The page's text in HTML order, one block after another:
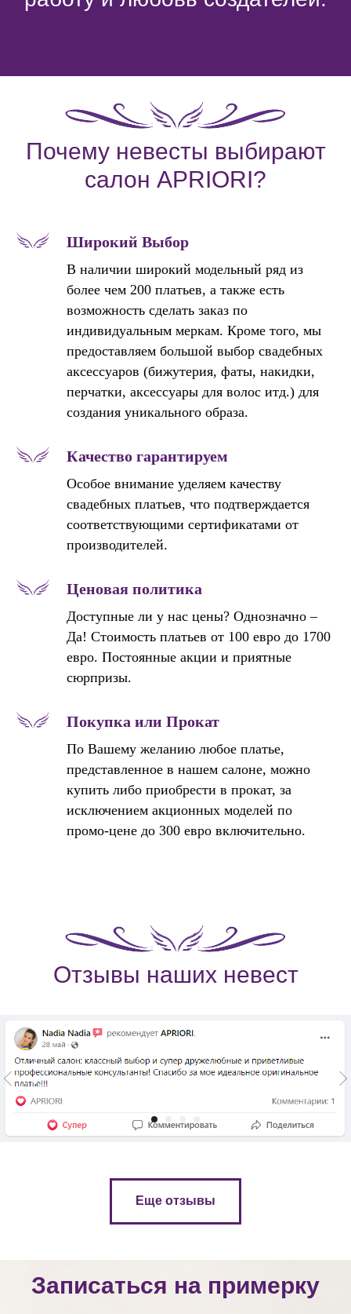
Почему невесты выбирают
салон APRIORI?
Широкий Выбор
В наличии широкий модельный ряд из
более чем 200 платьев, а также есть
возможность сделать заказ по
индивидуальным меркам. Кроме того, мы
предоставляем большой выбор свадебных
аксессуаров (бижутерия, фаты, накидки,
перчатки, аксессуары для волос итд.) для
создания уникального образа.
Качество гарантируем
Особое внимание уделяем качеству
свадебных платьев, что подтверждается
соответствующими сертификатами от
производителей.
Ценовая политика
Доступные ли у нас цены? Однозначно –
Да! Стоимость платьев от 100 евро до 1700
евро. Постоянные акции и приятные
сюрпризы.
Покупка или Прокат
По Вашему желанию любое платье,
представленное в нашем салоне, можно
купить либо приобрести в прокат, за
исключением акционных моделей по
промо-цене до 300 евро включительно.
Отзывы наших невест
Еще отзывы
Записаться на примерку